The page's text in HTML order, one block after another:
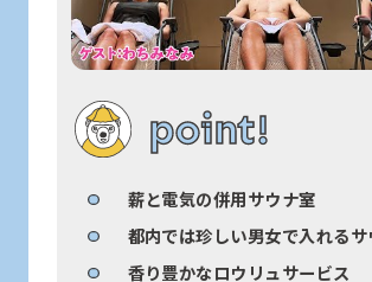
point!
薪と電気の併用サウナ室
都内では珍しい男女で入れる
香り豊かなロウリュサービス